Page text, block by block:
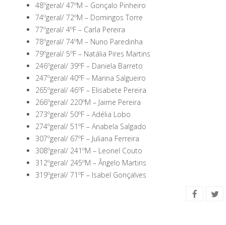
48ºgeral/ 47ºM – Gonçalo Pinheiro
74ºgeral/ 72ºM – Domingos Torre
77ºgeral/ 4ºF – Carla Pereira
78ºgeral/ 74ºM – Nuno Paredinha
79ºgeral/ 5ºF – Natália Pires Martins
246ºgeral/ 39ºF – Daniela Barreto
247ºgeral/ 40ºF – Marina Salgueiro
265ºgeral/ 46ºF – Elisabete Pereira
266ºgeral/ 220ºM – Jaime Pereira
273ºgeral/ 50ºF – Adélia Lobo
274ºgeral/ 51ºF – Anabela Salgado
307ºgeral/ 67ºF – Juliana Ferreira
308ºgeral/ 241ºM – Leonel Couto
312ºgeral/ 245ºM – Ângelo Martins
319ºgeral/ 71ºF – Isabel Gonçalves